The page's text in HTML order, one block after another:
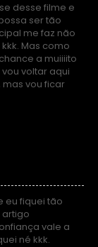
desse filme e
ser tão
me faz não
Mas como
a muiiiito
voltar aqui
vou ficar
eu fiquei tão
artigo
vale a
né kkk.